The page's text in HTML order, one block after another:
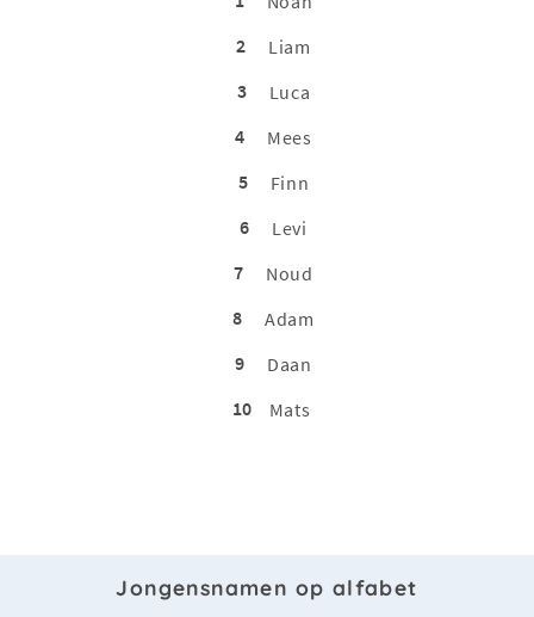
2
Liam
3
Luca
4
Mees
5
Finn
6
Levi
7
Noud
8
Adam
9
Daan
10
Mats
Jongensnamen op alfabet